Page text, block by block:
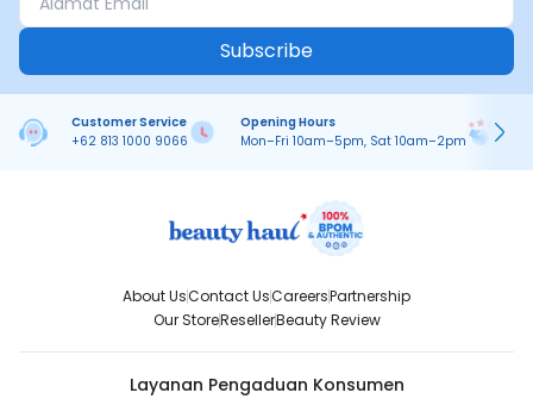
Subscribe
Customer Service
+62 813 1000 9066
Opening Hours
Mon–Fri 10am–5pm, Sat 10am–2pm
About UsContact UsCareersPartnership
Our StoreResellerBeauty Review
Layanan Pengaduan Konsumen